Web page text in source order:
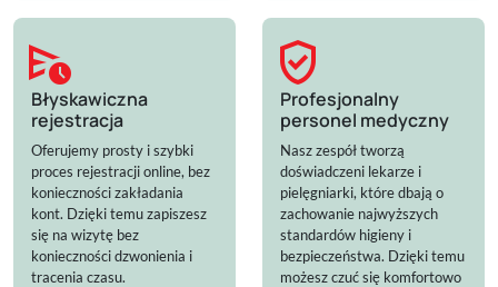
schedule_send
Błyskawiczna
rejestracja
Oferujemy prosty i szybki
proces rejestracji online, bez
konieczności zakładania
kont. Dzięki temu zapiszesz
się na wizytę bez
konieczności dzwonienia i
tracenia czasu.
verified_user
Profesjonalny
personel medyczny
Nasz zespół tworzą
doświadczeni lekarze i
pielęgniarki, które dbają o
zachowanie najwyższych
standardów higieny i
bezpieczeństwa. Dzięki temu
możesz czuć się komfortowo